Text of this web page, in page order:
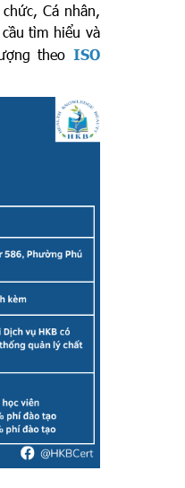
Cá nhân,
tìm hiểu và
theo ISO